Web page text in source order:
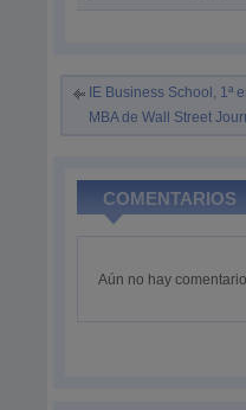
IE Business School,
MBA de Wall Street
COMENTARIOS
Aún no hay